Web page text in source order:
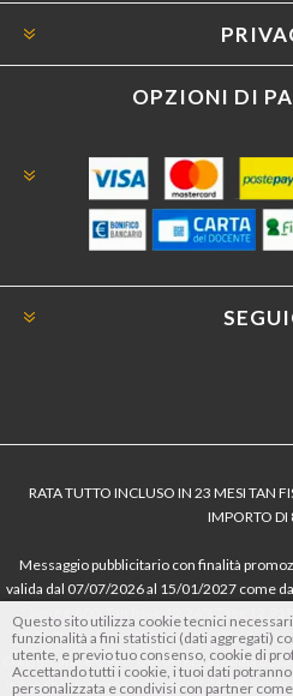
OPZIONI DI
RATA TUTTO INCLUSO IN 23 MESI TAN
IMPORTO
Messaggio pubblicitario con finalità
valida dal 07/07/2026 al 15/01/2027 come
bene € 800, Tan fisso 12,24% Taeg
dell’offerta azzerati. Importo totale del
Consumatore € 920. Decorrenza media
le tue spese in modo responsabile e di
Questo sito utilizza cookie tecnici
funzionalità a fini statistici (dati aggregati)
utente, e previo tuo consenso, cookie di
Accettando tutti i cookie, i tuoi dati
personalizzata e condivisi con partner